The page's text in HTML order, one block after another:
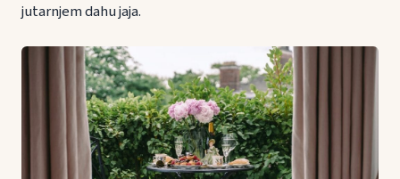
jutarnjem dahu jaja.